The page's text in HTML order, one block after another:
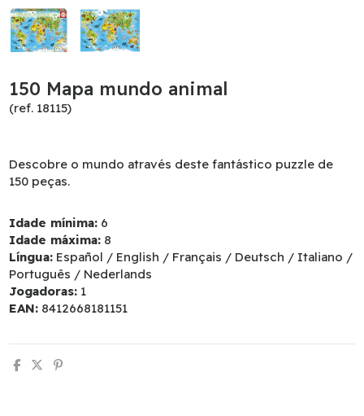
150 Mapa mundo animal
(ref. 18115)
Descobre o mundo através deste fantástico puzzle de
150 peças.
Idade mínima: 6
Idade máxima: 8
Língua: Español / English / Français / Deutsch / Italiano /
Português / Nederlands
Jogadoras: 1
EAN: 8412668181151